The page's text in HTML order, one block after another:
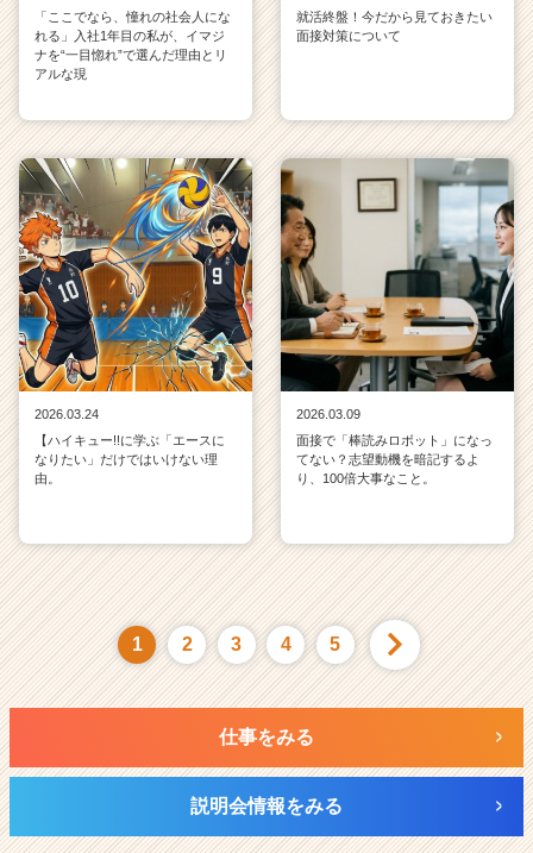
「ここでなら、憧れの社会人にな
れる」入社1年目の私が、イマジ
ナを“一目惚れ”で選んだ理由とリ
アルな現
就活終盤！今だから見ておきたい
面接対策について
2026.03.24
【ハイキュー!!に学ぶ「エースに
なりたい」だけではいけない理
由。
2026.03.09
面接で「棒読みロボット」になっ
てない？志望動機を暗記するよ
り、100倍大事なこと。
1 2 3 4 5
仕事をみる
説明会情報をみる